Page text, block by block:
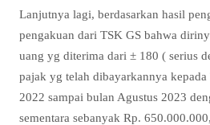
Lanjutnya lagi, berdasarkan hasil
pengakuan dari TSK GS bahwa
uang yg diterima dari ± 180 ( serius
pajak yg telah dibayarkannya
2022 sampai bulan Agustus 2023
sementara sebanyak Rp.